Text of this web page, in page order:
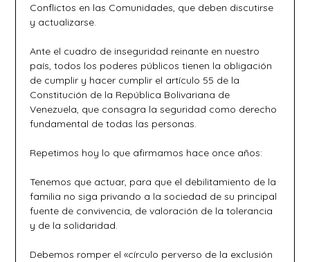
Conflictos en las Comunidades, que deben discutirse
y actualizarse.
Ante el cuadro de inseguridad reinante en nuestro
país, todos los poderes públicos tienen la obligación
de cumplir y hacer cumplir el artículo 55 de la
Constitución de la República Bolivariana de
Venezuela, que consagra la seguridad como derecho
fundamental de todas las personas.
Repetimos hoy lo que afirmamos hace once años:
Tenemos que actuar, para que el debilitamiento de la
familia no siga privando a la sociedad de su principal
fuente de convivencia, de valoración de la tolerancia
y de la solidaridad.
Debemos romper el «círculo perverso de la exclusión